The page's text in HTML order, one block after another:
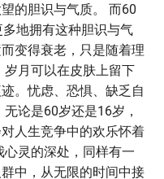
的胆识与气质。 而60
地拥有这种胆识与气
变得衰老，只是随着理
月可以在皮肤上留下
。忧虑、恐惧、缺乏自
论是60岁还是16岁，
人生竞争中的欢乐怀着
灵的深处，同样有一
中，从无限的时间中接